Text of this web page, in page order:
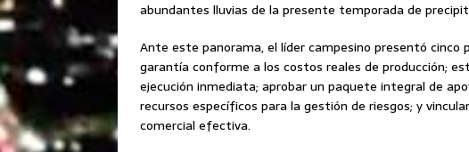
abundantes lluvias de la presente temporada de
Ante este panorama, el líder campesino presentó
garantía conforme a los costos reales de producción;
ejecución inmediata; aprobar un paquete integral de
recursos específicos para la gestión de riesgos; y
comercial efectiva.